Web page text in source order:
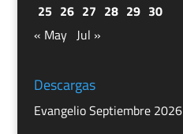
25 26 27 28 29 30
« May Jul »
Descargas
Evangelio Septiembre 2026